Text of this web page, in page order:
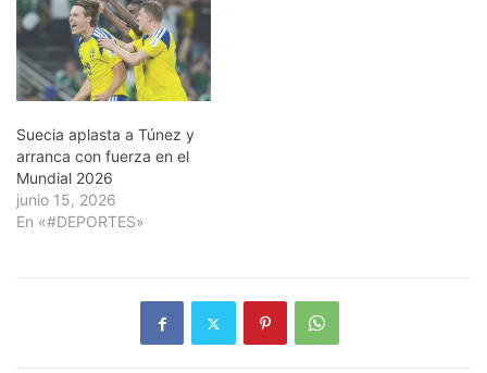
Suecia aplasta a Túnez y
arranca con fuerza en el
Mundial 2026
junio 15, 2026
En «#DEPORTES»